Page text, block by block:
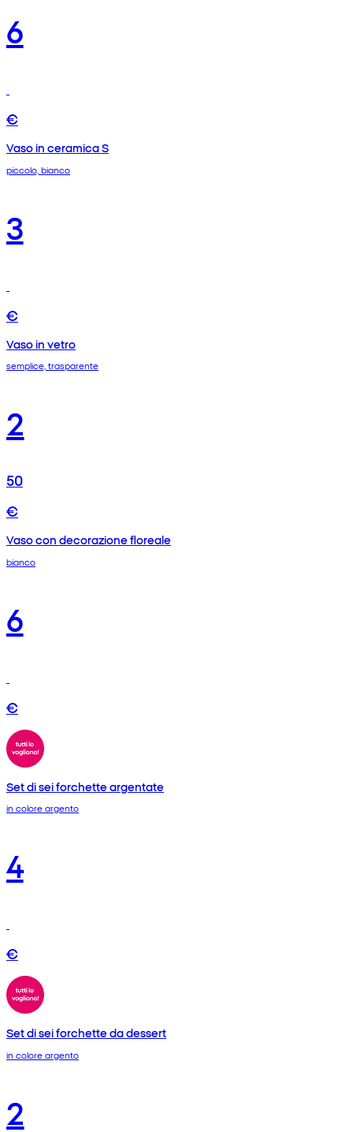
6
€
Vaso in ceramica S
piccolo, bianco
3
€
Vaso in vetro
semplice, trasparente
2
50
€
Vaso con decorazione floreale
bianco
6
€
Set di sei forchette argentate
in colore argento
4
€
Set di sei forchette da dessert
in colore argento
2